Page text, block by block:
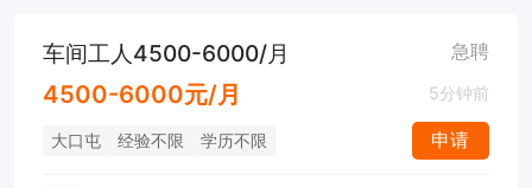
车间工人4500-6000/月 急聘
4500-6000元/月 5分钟前
大口屯 经验不限 学历不限 申请